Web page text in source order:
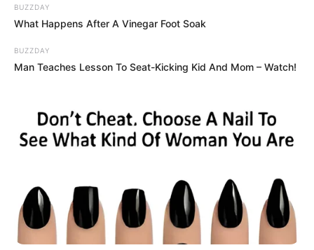
kemunculan segerombolan pesut yang terekam di Sungai
Mahakam, Kalimantan Timur.
Dalam video berdurasi 54 detik itu, Syaiful Bahri menuliskan
bahwa ia sempat merekam kejadian yang sudah sangat langka.
BUZZDAY
What Happens After A Vinegar Foot Soak
BUZZDAY
Man Teaches Lesson To Seat-Kicking Kid And Mom – Watch!